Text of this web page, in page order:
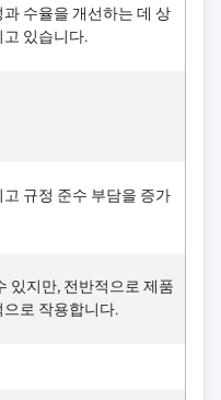
수율을 개선하는 데 상
있습니다.
규정 준수 부담을 증가
있지만, 전반적으로 제품
로 작용합니다.